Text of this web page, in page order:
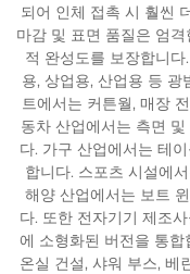
되어 인체 접촉 시 훨씬
마감 및 표면 품질은 엄
적 완성도를 보장합니
용, 상업용, 산업용 등 광
트에서는 커튼월, 매장
동차 산업에서는 측면
다. 가구 산업에서는 테
합니다. 스포츠 시설에
해양 산업에서는 보트
다. 또한 전자기기 제조
에 소형화된 버전을 통
온실 건설, 샤워 부스, 베